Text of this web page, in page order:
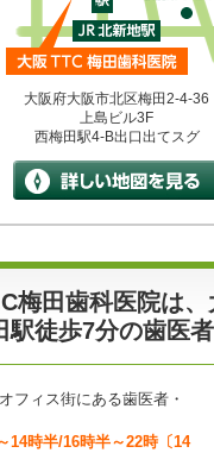
大阪府大阪市北区梅田2-4-36
上島ビル3F
西梅田駅4-B出口出てスグ
梅田歯科医院は
駅徒歩7分の歯医
フィス街にある歯医者・
14時半/16時半～22時〔14